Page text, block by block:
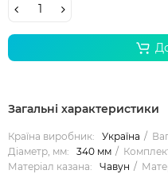
Загальні характеристики
Країна виробник: Україна
Діаметр, мм:
340 мм
Матеріал казана:
Чавун